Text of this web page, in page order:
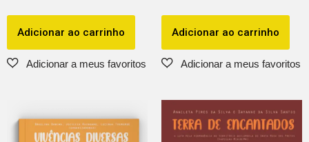
Adicionar ao carrinho Adicionar ao carrinho